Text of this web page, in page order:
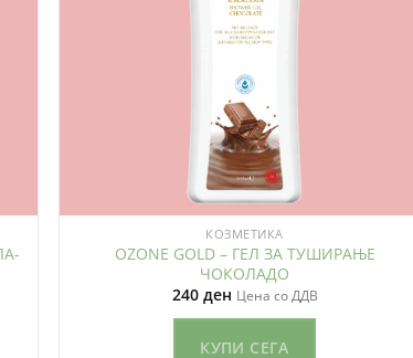
КОЗМЕТИКА
OZONE GOLD – ГЕЛ ЗА ТУШИРАЊЕ
ЧОКОЛАДО
240 ден Цена со ДДВ
КУПИ СЕГА